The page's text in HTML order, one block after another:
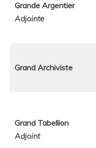
Grande Argentier
Adjointe
Grand Archiviste
Grand Tabellion
Adjoint